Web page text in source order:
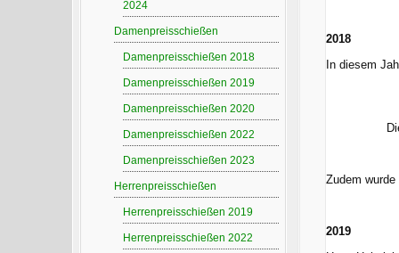
2024
Damenpreisschießen
Damenpreisschießen 2018
Damenpreisschießen 2019
Damenpreisschießen 2020
Damenpreisschießen 2022
Damenpreisschießen 2023
Herrenpreisschießen
Herrenpreisschießen 2019
Herrenpreisschießen 2022
2018
In diesem
Zudem
2019